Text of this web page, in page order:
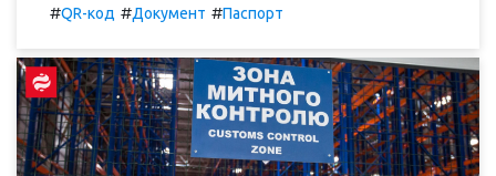
#QR-код #Документ #Паспорт